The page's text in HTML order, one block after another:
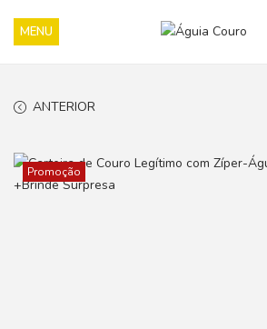
ANTERIOR
Promoção